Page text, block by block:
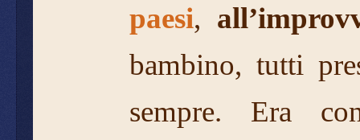
paesi,
bambino, tutti
sempre. Era